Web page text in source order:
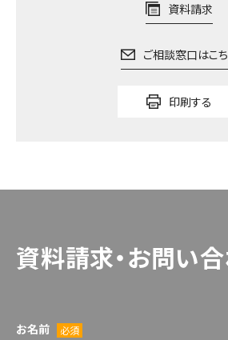
資料請求
ご相談窓口はこ
印刷する
資料請求・お問い
お名前 必須